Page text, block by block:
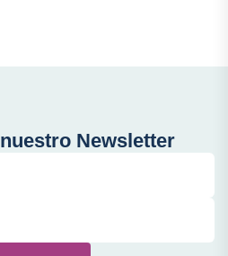
Newsletter